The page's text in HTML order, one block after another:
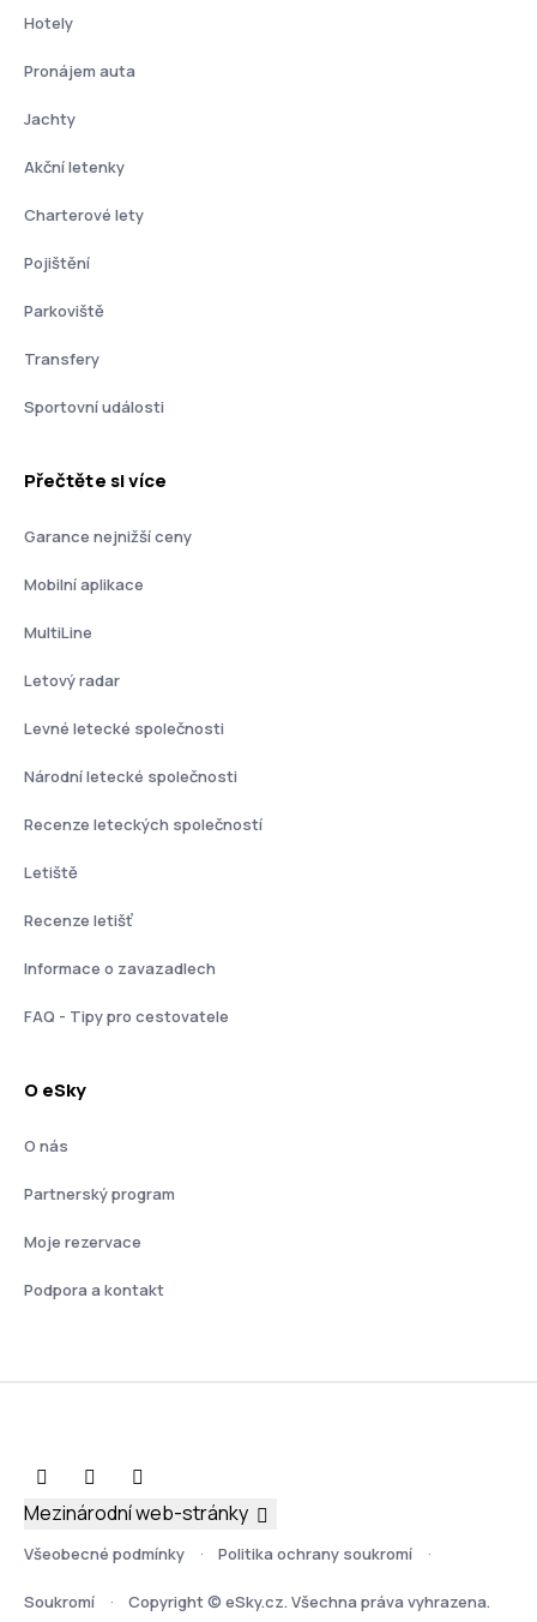
Hotely
Pronájem auta
Jachty
Akční letenky
Charterové lety
Pojištění
Parkoviště
Transfery
Sportovní události
Přečtěte si více
Garance nejnižší ceny
Mobilní aplikace
MultiLine
Letový radar
Levné letecké společnosti
Národní letecké společnosti
Recenze leteckých společností
Letiště
Recenze letišť
Informace o zavazadlech
FAQ - Tipy pro cestovatele
O eSky
O nás
Partnerský program
Moje rezervace
Podpora a kontakt
Všeobecné podmínky Politika ochrany soukromí
Soukromí Copyright © eSky.cz. Všechna práva vyhrazena.
Mezinárodní web-stránky